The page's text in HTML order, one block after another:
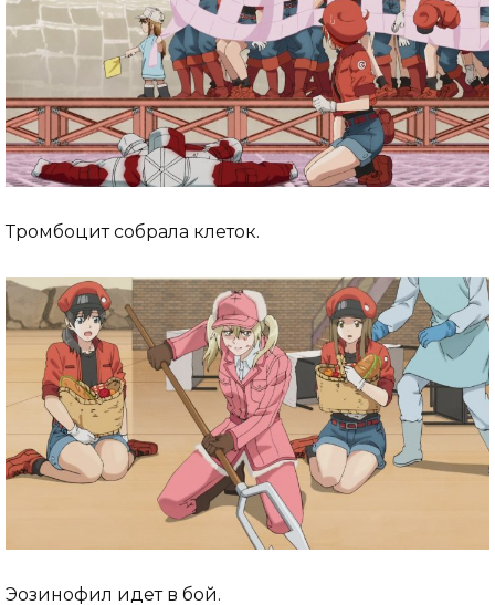
Тромбоцит собрала клеток.
Эозинофил идет в бой.